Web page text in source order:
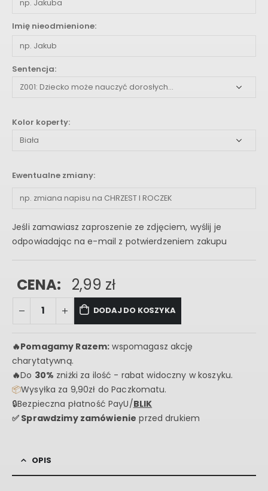
Imię nieodmienione:
Sentencja:
Kolor koperty:
Ewentualne zmiany:
Jeśli zamawiasz zaproszenie ze zdjęciem, wyślij je
odpowiadając na e-mail z potwierdzeniem zakupu
CENA: 2,99 zł
DODAJ DO KOSZYKA
🔥Pomagamy Razem: wspomagasz akcję
charytatywną.
🔥Do 30% zniżki za ilość - rabat widoczny w koszyku.
📦Wysyłka za 9,90zł do Paczkomatu.
🔒Bezpieczna płatność PayU/BLIK
✅ Sprawdzimy zamówienie przed drukiem
OPIS